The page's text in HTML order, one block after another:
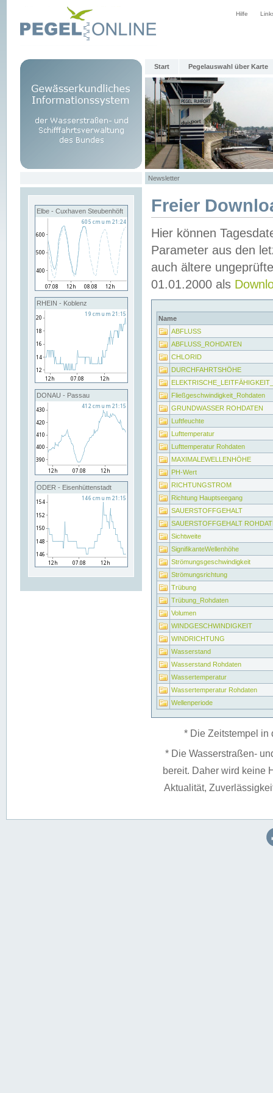
Hilfe
Start Pegelauswahl über Karte
Newsletter
Elbe - Cuxhaven Steubenhöft
RHEIN - Koblenz
DONAU - Passau
ODER - Eisenhüttenstadt
Freier
Hier können
Parameter aus den
auch ältere
01.01.2000 als
Name
ABFLUSS
ABFLUSS_ROHDATEN
CHLORID
DURCHFAHRTSHÖHE
Fließgeschwindigkeit_Rohdaten
GRUNDWASSER ROHDATEN
Luftfeuchte
Lufttemperatur
Lufttemperatur Rohdaten
MAXIMALEWELLENHÖHE
PH-Wert
RICHTUNGSTROM
Richtung Hauptseegang
SAUERSTOFFGEHALT
SAUERSTOFFGEHALT
Sichtweite
SignifikanteWellenhöhe
Strömungsgeschwindigkeit
Strömungsrichtung
Trübung
Trübung_Rohdaten
Volumen
WINDGESCHWINDIGKEIT
WINDRICHTUNG
Wasserstand
Wasserstand Rohdaten
Wassertemperatur
Wassertemperatur Rohdaten
Wellenperiode
* Die Zeitstempel in
* Die Wasserstraßen-
bereit. Daher wird keine
Aktualität,